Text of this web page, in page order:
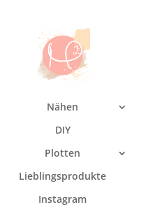
Nähen
DIY
Plotten
Lieblingsprodukte
Instagram